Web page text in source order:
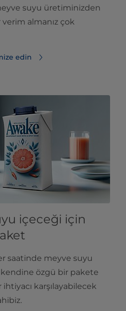
suyu üretiminizden
almanız çok
edin
içeceği için
saatinde meyve suyu
özgü bir pakete
karşılayabilecek